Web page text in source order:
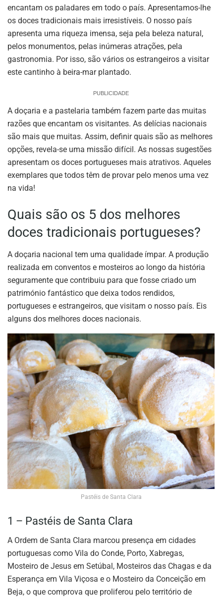
encantam os paladares em todo o país. Apresentamos-lhe
os doces tradicionais mais irresistíveis. O nosso país
apresenta uma riqueza imensa, seja pela beleza natural,
pelos monumentos, pelas inúmeras atrações, pela
gastronomia. Por isso, são vários os estrangeiros a visitar
este cantinho à beira-mar plantado.
PUBLICIDADE
A doçaria e a pastelaria também fazem parte das muitas
razões que encantam os visitantes. As delícias nacionais
são mais que muitas. Assim, definir quais são as melhores
opções, revela-se uma missão difícil. As nossas sugestões
apresentam os doces portugueses mais atrativos. Aqueles
exemplares que todos têm de provar pelo menos uma vez
na vida!
Quais são os 5 dos melhores
doces tradicionais portugueses?
A doçaria nacional tem uma qualidade ímpar. A produção
realizada em conventos e mosteiros ao longo da história
seguramente que contribuiu para que fosse criado um
património fantástico que deixa todos rendidos,
portugueses e estrangeiros, que visitam o nosso país. Eis
alguns dos melhores doces nacionais.
Pastéis de Santa Clara
1 – Pastéis de Santa Clara
A Ordem de Santa Clara marcou presença em cidades
portuguesas como Vila do Conde, Porto, Xabregas,
Mosteiro de Jesus em Setúbal, Mosteiros das Chagas e da
Esperança em Vila Viçosa e o Mosteiro da Conceição em
Beja, o que comprova que proliferou pelo território de